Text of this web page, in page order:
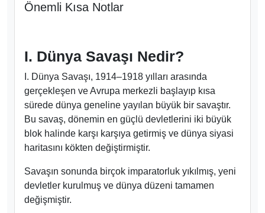
Önemli Kısa Notlar
I. Dünya Savaşı Nedir?
I. Dünya Savaşı, 1914–1918 yılları arasında
gerçekleşen ve Avrupa merkezli başlayıp kısa
sürede dünya geneline yayılan büyük bir savaştır.
Bu savaş, dönemin en güçlü devletlerini iki büyük
blok halinde karşı karşıya getirmiş ve dünya siyasi
haritasını kökten değiştirmiştir.
Savaşın sonunda birçok imparatorluk yıkılmış, yeni
devletler kurulmuş ve dünya düzeni tamamen
değişmiştir.